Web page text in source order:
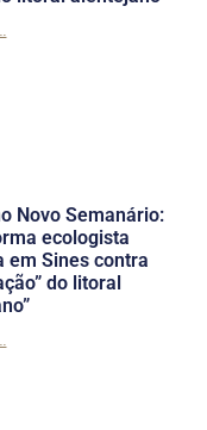
Novo Semanário:
ecologista
em Sines contra
do litoral